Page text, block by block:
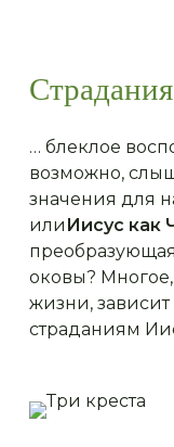
… блеклое
возможно,
значения для
или Иисус как
оковы?
жизни,
страданиям